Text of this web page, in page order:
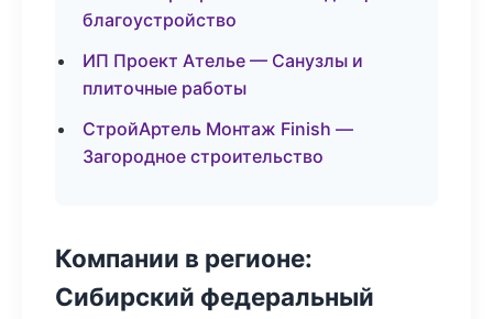
благоустройство
ИП Проект Ателье — Санузлы и
плиточные работы
СтройАртель Монтаж Finish —
Загородное строительство
Компании в регионе:
Сибирский федеральный